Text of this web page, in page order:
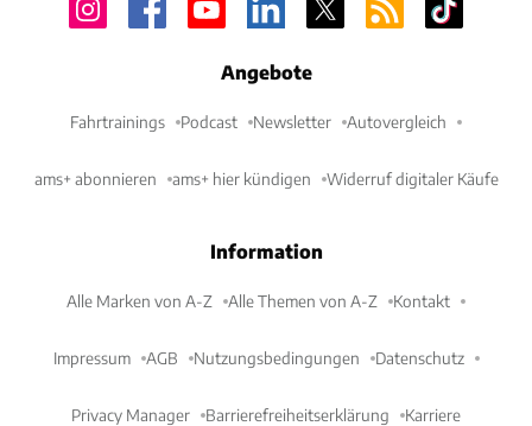
Angebote
Fahrtrainings Podcast Newsletter Autovergleich
ams+ abonnieren ams+ hier kündigen Widerruf digitaler Käufe
Information
Alle Marken von A-Z Alle Themen von A-Z Kontakt
Impressum AGB Nutzungsbedingungen Datenschutz
Privacy Manager Barrierefreiheitserklärung Karriere